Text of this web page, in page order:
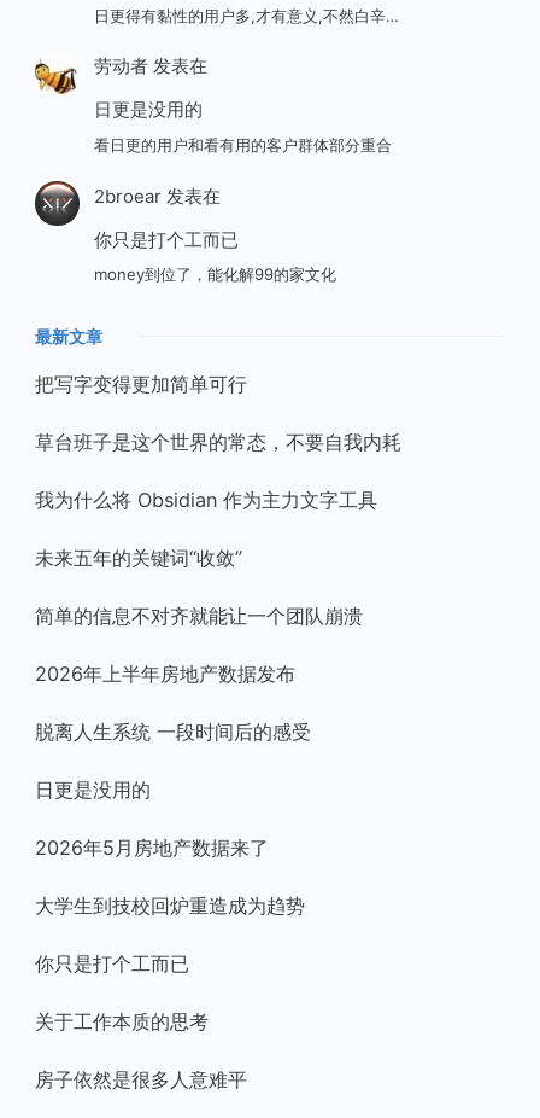
日更得有黏性的用户多,才有意义,不然白辛…
劳动者发表在
日更是没用的
看日更的用户和看有用的客户群体部分重合
2broear发表在
你只是打个工而已
money到位了，能化解99的家文化
最新文章
把写字变得更加简单可行
草台班子是这个世界的常态，不要自我内耗
我为什么将 Obsidian 作为主力文字工具
未来五年的关键词“收敛”
简单的信息不对齐就能让一个团队崩溃
2026年上半年房地产数据发布
脱离人生系统 一段时间后的感受
日更是没用的
2026年5月房地产数据来了
大学生到技校回炉重造成为趋势
你只是打个工而已
关于工作本质的思考
房子依然是很多人意难平